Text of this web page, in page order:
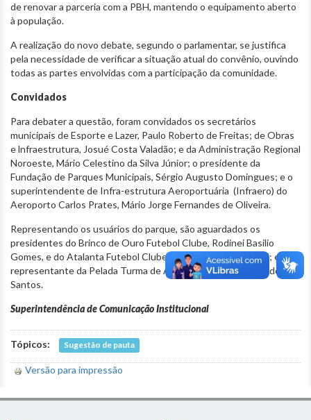
de renovar a parceria com a PBH, mantendo o equipamento aberto
à população.
A realização do novo debate, segundo o parlamentar, se justifica
pela necessidade de verificar a situação atual do convênio, ouvindo
todas as partes envolvidas com a participação da comunidade.
Convidados
Para debater a questão, foram convidados os secretários
municipais de Esporte e Lazer, Paulo Roberto de Freitas; de Obras
e lnfraestrutura, Josué Costa Valadão; e da Administração Regional
Noroeste, Mário Celestino da Silva Júnior; o presidente da
Fundação de Parques Municipais, Sérgio Augusto Domingues; e o
superintendente de Infra-estrutura Aeroportuária (Infraero) do
Aeroporto Carlos Prates, Mário Jorge Fernandes de Oliveira.
Representando os usuários do parque, são aguardados os
presidentes do Brinco de Ouro Futebol Clube, Rodinei Basilio
Gomes, e do Atalanta Futebol Clube, Antônio Nereis Amaral; e o
representante da Pelada Turma de Amigos, Glaydson Bispo dos
Santos.
Superintendência de Comunicação Institucional
Tópicos: Sugestão de pauta
Versão para impressão